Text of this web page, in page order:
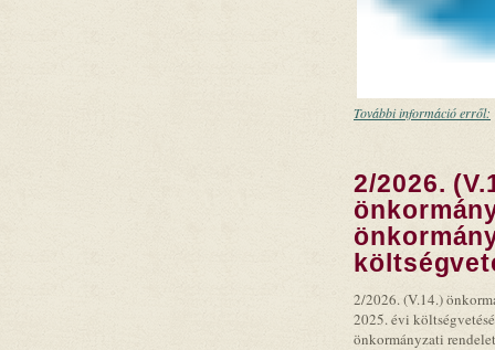
További információ erről:
2/2026.
2/2026. (V.14.)
2025. évi
önkormányzati